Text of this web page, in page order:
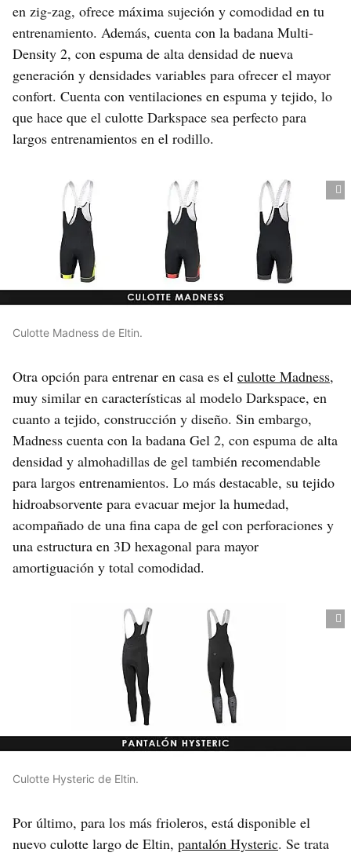
en zig-zag, ofrece máxima sujeción y comodidad en tu
entrenamiento. Además, cuenta con la badana Multi-
Density 2, con espuma de alta densidad de nueva
generación y densidades variables para ofrecer el mayor
confort. Cuenta con ventilaciones en espuma y tejido, lo
que hace que el culotte Darkspace sea perfecto para
largos entrenamientos en el rodillo.
Culotte Madness de Eltin.
Otra opción para entrenar en casa es el culotte Madness,
muy similar en características al modelo Darkspace, en
cuanto a tejido, construcción y diseño. Sin embargo,
Madness cuenta con la badana Gel 2, con espuma de alta
densidad y almohadillas de gel también recomendable
para largos entrenamientos. Lo más destacable, su tejido
hidroabsorvente para evacuar mejor la humedad,
acompañado de una fina capa de gel con perforaciones y
una estructura en 3D hexagonal para mayor
amortiguación y total comodidad.
Culotte Hysteric de Eltin.
Por último, para los más frioleros, está disponible el
nuevo culotte largo de Eltin, pantalón Hysteric. Se trata